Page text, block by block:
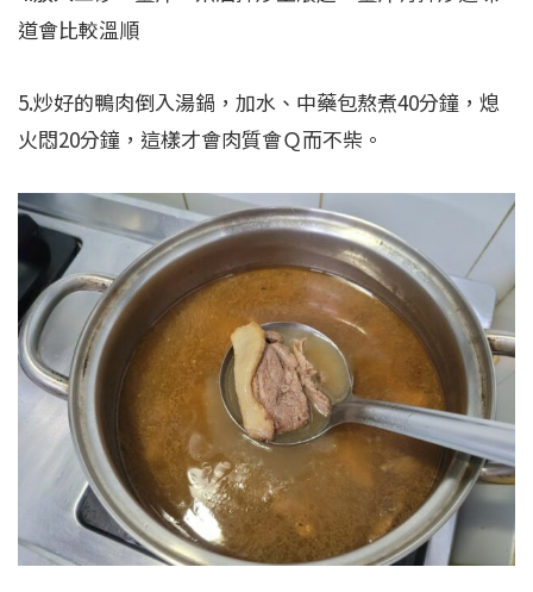
道會比較溫順
5.炒好的鴨肉倒入湯鍋，加水、中藥包熬煮40分鐘，熄
火悶20分鐘，這樣才會肉質會Ｑ而不柴。